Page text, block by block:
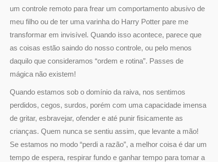
um controle remoto para frear um comportamento abusivo de
meu filho ou de ter uma varinha do Harry Potter pare me
transformar em invisível. Quando isso acontece, parece que
as coisas estão saindo do nosso controle, ou pelo menos
daquilo que consideramos “ordem e rotina”. Passes de
mágica não existem!
Quando estamos sob o domínio da raiva, nos sentimos
perdidos, cegos, surdos, porém com uma capacidade imensa
de gritar, esbravejar, ofender e até punir fisicamente as
crianças. Quem nunca se sentiu assim, que levante a mão!
Se estamos no modo “perdi a razão”, a melhor coisa é dar um
tempo de espera, respirar fundo e ganhar tempo para tomar a